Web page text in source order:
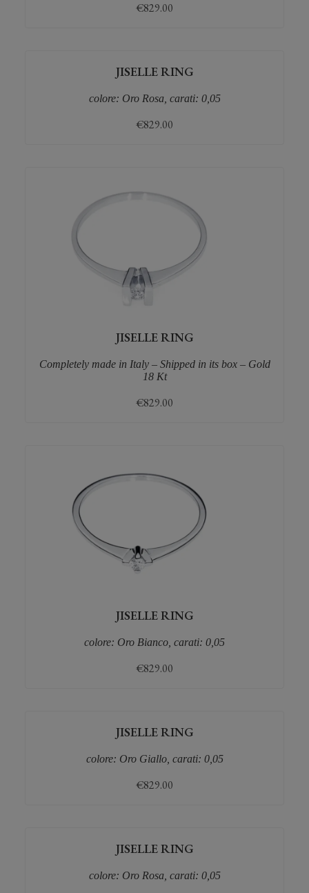
€829.00
JISELLE RING
colore: Oro Rosa, carati: 0,05
€829.00
JISELLE RING
Completely made in Italy – Shipped in its box – Gold
18 Kt
€829.00
JISELLE RING
colore: Oro Bianco, carati: 0,05
€829.00
JISELLE RING
colore: Oro Giallo, carati: 0,05
€829.00
JISELLE RING
colore: Oro Rosa, carati: 0,05